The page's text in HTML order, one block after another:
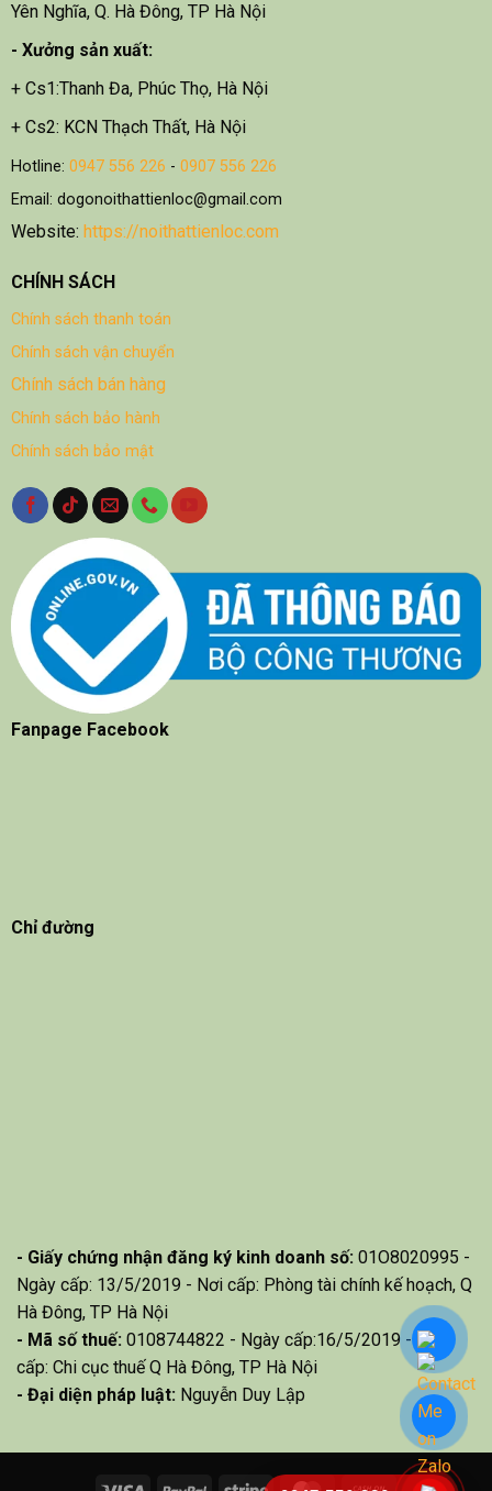
Yên Nghĩa, Q. Hà Đông, TP Hà Nội
- Xưởng sản xuất:
+ Cs1:Thanh Đa, Phúc Thọ, Hà Nội
+ Cs2: KCN Thạch Thất, Hà Nội
Hotline: 0947 556 226 - 0907 556 226
Email: dogonoithattienloc@gmail.com
Website: https://noithattienloc.com
CHÍNH SÁCH
Chính sách thanh toán
Chính sách vận chuyển
Chính sách bán hàng
Chính sách bảo hành
Chính sách bảo mật
Fanpage Facebook
Chỉ đường
- Giấy chứng nhận đăng ký kinh doanh số: 01O8020995 -
Ngày cấp: 13/5/2019 - Nơi cấp: Phòng tài chính kế hoạch, Q
Hà Đông, TP Hà Nội
- Mã số thuế: 0108744822 - Ngày cấp:16/5/2019 - Nơi
cấp: Chi cục thuế Q Hà Đông, TP Hà Nội
- Đại diện pháp luật: Nguyễn Duy Lập